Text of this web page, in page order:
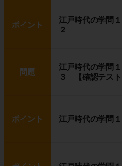
ポイント
江戸時代の学問
２
問題
江戸時代の学問
３ 【確認テスト
ポイント 江戸時代の学問